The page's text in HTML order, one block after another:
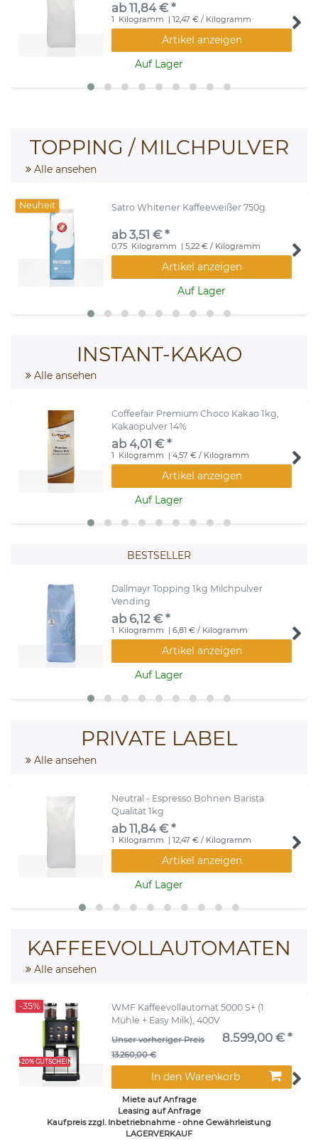
ab 11,84 € *
1 Kilogramm | 12,47 € / Kilogramm
Artikel anzeigen
Auf Lager
TOPPING / MILCHPULVER
Alle ansehen
Neuheit Satro Whitener Kaffeeweißer 750g
ab 3,51 € *
0.75 Kilogramm | 5,22 € / Kilogramm
Artikel anzeigen
Auf Lager
INSTANT-KAKAO
Alle ansehen
Coffeefair Premium Choco Kakao 1kg,
Kakaopulver 14%
ab 4,01 € *
1 Kilogramm | 4,57 € / Kilogramm
Artikel anzeigen
Auf Lager
BESTSELLER
Dallmayr Topping 1kg Milchpulver
Vending
ab 6,12 € *
1 Kilogramm | 6,81 € / Kilogramm
Artikel anzeigen
Auf Lager
PRIVATE LABEL
Alle ansehen
Neutral - Espresso Bohnen Barista
Qualität 1kg
ab 11,84 € *
1 Kilogramm | 12,47 € / Kilogramm
Artikel anzeigen
Auf Lager
KAFFEEVOLLAUTOMATEN
Alle ansehen
+20% GUTSCHEIN
-35%
WMF Kaffeevollautomat 5000 S+ (1
Mühle + Easy Milk), 400V
Unser vorheriger Preis
13.260,00 €
8.599,00 € *
In den Warenkorb
Miete auf Anfrage
Leasing auf Anfrage
Kaufpreis zzgl. Inbetriebnahme - ohne Gewährleistung
LAGERVERKAUF